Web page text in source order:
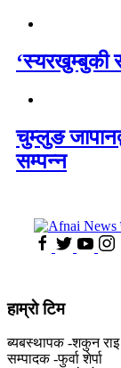
‘स्यरखुम्बुकी
चुम्लुङ
सम्पन्न
हाम्राे टिम
ब्यबस्थापक -शकुन राइ
सम्पादक -फुर्वा शेर्पा